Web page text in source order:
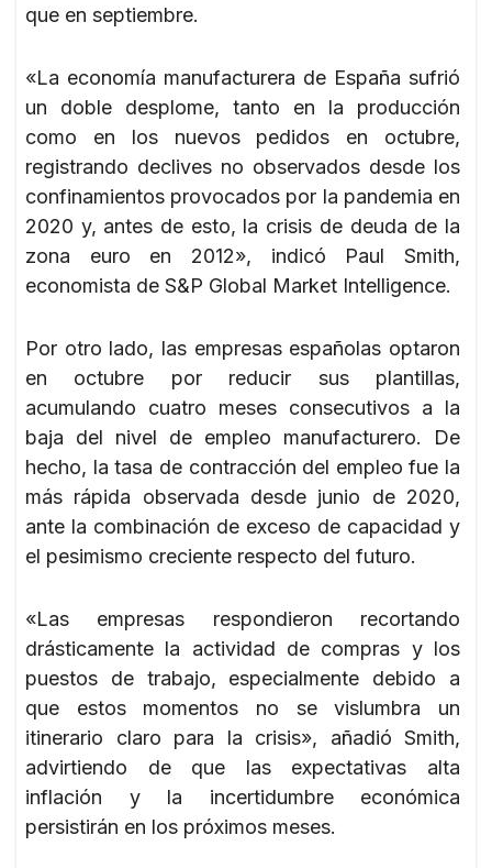
que en septiembre.
«La economía manufacturera de España sufrió
un doble desplome, tanto en la producción
como en los nuevos pedidos en octubre,
registrando declives no observados desde los
confinamientos provocados por la pandemia en
2020 y, antes de esto, la crisis de deuda de la
zona euro en 2012», indicó Paul Smith,
economista de S&P Global Market Intelligence.
Por otro lado, las empresas españolas optaron
en octubre por reducir sus plantillas,
acumulando cuatro meses consecutivos a la
baja del nivel de empleo manufacturero. De
hecho, la tasa de contracción del empleo fue la
más rápida observada desde junio de 2020,
ante la combinación de exceso de capacidad y
el pesimismo creciente respecto del futuro.
«Las empresas respondieron recortando
drásticamente la actividad de compras y los
puestos de trabajo, especialmente debido a
que estos momentos no se vislumbra un
itinerario claro para la crisis», añadió Smith,
advirtiendo de que las expectativas alta
inflación y la incertidumbre económica
persistirán en los próximos meses.